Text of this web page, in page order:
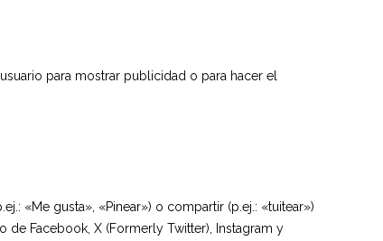
para mostrar publicidad o para hacer el
«Me gusta», «Pinear») o compartir (p.ej.: «tuitear»)
Facebook, X (Formerly Twitter), Instagram y